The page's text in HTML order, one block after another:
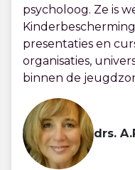
psycholoog. Ze is
presentaties en
organisaties,
binnen de
drs.